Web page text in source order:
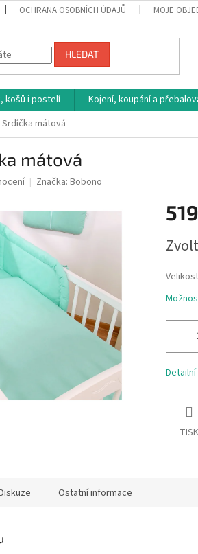
OCHRANA OSOBNÍCH ÚDAJŮ MOJE
HLEDAT
košů i postelí Kojení, koupání a
mátová
mátová
Značka: Bobono
cena:
Velikost
TISK
Ostatní informace